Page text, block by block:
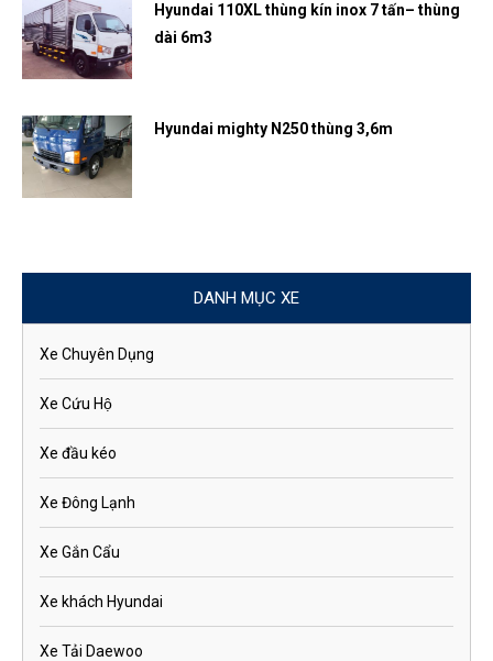
Hyundai 110XL thùng kín inox 7 tấn– thùng
dài 6m3
Hyundai mighty N250 thùng 3,6m
DANH MỤC XE
Xe Chuyên Dụng
Xe Cứu Hộ
Xe đầu kéo
Xe Đông Lạnh
Xe Gắn Cẩu
Xe khách Hyundai
Xe Tải Daewoo